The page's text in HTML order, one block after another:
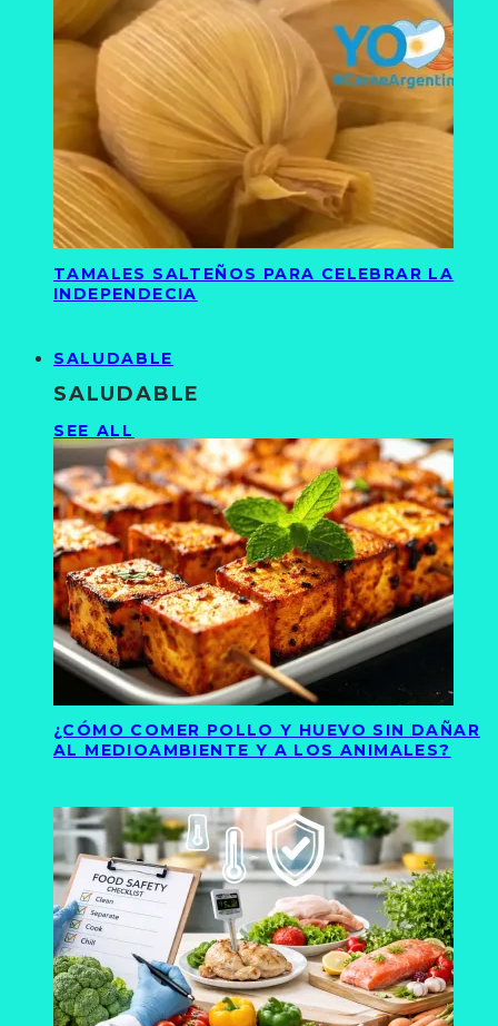
TAMALES SALTEÑOS PARA CELEBRAR LA
INDEPENDECIA
SALUDABLE
SALUDABLE
SEE ALL
¿CÓMO COMER POLLO Y HUEVO SIN DAÑAR
AL MEDIOAMBIENTE Y A LOS ANIMALES?